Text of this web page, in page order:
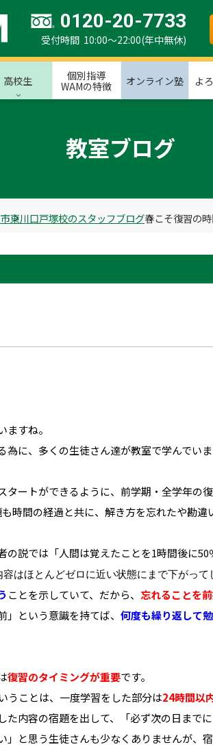
0120-20-7733
受付時間 10:00～22:00(年中無休)
高校生
個別指導
WAMの特徴
オンライン塾 よ
教室ブログ
東川口戸塚校のスタッフブログ春こそ復習の時
すね。
に、多くの生徒さん達が教室で学んでいま
ートができるように、前学期・全学年の復
時間の経過と共に、解き方を忘れたや勘違
の説では「人間は覚えたことを1時間後に
はほとんどゼロに近い状態にまで下がって
ことを示していて、だから、 忘れることを
という意識を持てば、 何度も繰り返して
復習のタイミングが重要です。
うことは、一度学習をした部分は24時間以
内容の宿題を出して、「必ず次の日まで
と思う生徒さんも少なくありませんが、